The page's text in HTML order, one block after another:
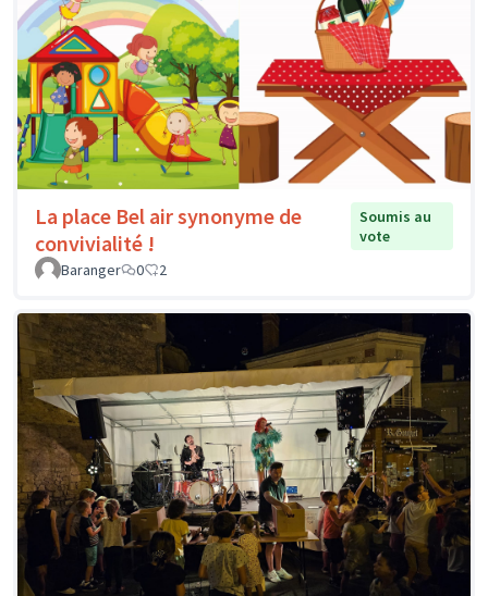
La place Bel air synonyme de
convivialité !
Soumis au
vote
Baranger
0 2